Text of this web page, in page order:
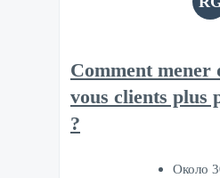
Comment mener
vous clients plus
?
Около